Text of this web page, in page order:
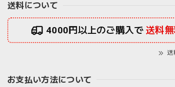
送料について
4000円以上のご購入で 送料
送
お支払い方法について